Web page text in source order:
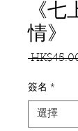
《七
情》
簽名 *